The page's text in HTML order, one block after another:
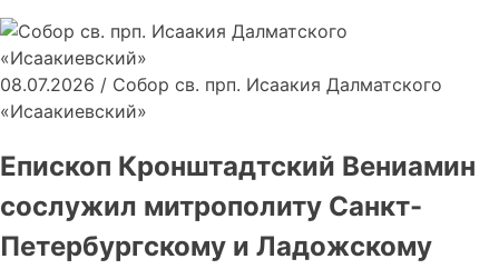
08.07.2026 / Собор св. прп. Исаакия Далматского
«Исаакиевский»
Епископ Кронштадтский Вениамин
сослужил митрополиту Санкт-
Петербургскому и Ладожскому